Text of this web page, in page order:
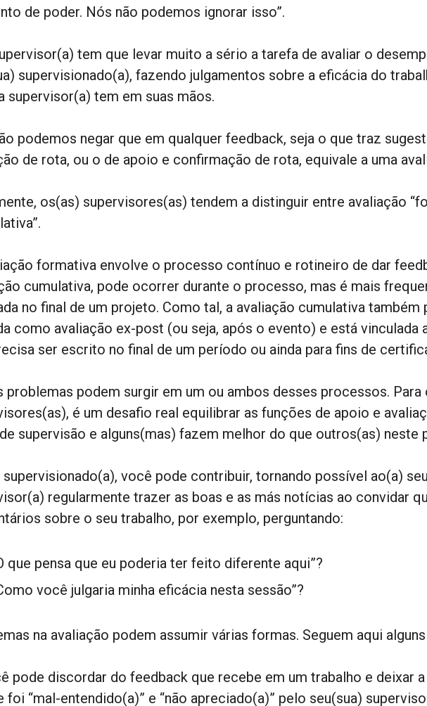
de poder. Nós não podemos ignorar isso”.
tem que levar muito a sério a tarefa de avaliar o
supervisionado(a), fazendo julgamentos sobre a eficácia do
supervisor(a) tem em suas mãos.
podemos negar que em qualquer feedback, seja o que traz
de rota, ou o de apoio e confirmação de rota, equivale a uma
os(as) supervisores(as) tendem a distinguir entre avaliação
formativa envolve o processo contínuo e rotineiro de dar
cumulativa, pode ocorrer durante o processo, mas é mais
no final de um projeto. Como tal, a avaliação cumulativa também
como avaliação ex-post (ou seja, após o evento) e está vinculada
ser escrito no final de um período ou ainda para fins de
problemas podem surgir em um ou ambos desses processos. Para
é um desafio real equilibrar as funções de apoio e
supervisão e alguns(mas) fazem melhor do que outros(as) neste
supervisionado(a), você pode contribuir, tornando possível ao(a)
regularmente trazer as boas e as más notícias ao convidar
sobre o seu trabalho, por exemplo, perguntando:
que pensa que eu poderia ter feito diferente aqui”?
você julgaria minha eficácia nesta sessão”?
na avaliação podem assumir várias formas. Seguem aqui
pode discordar do feedback que recebe em um trabalho e deixar
foi “mal-entendido(a)” e “não apreciado(a)” pelo seu(sua)